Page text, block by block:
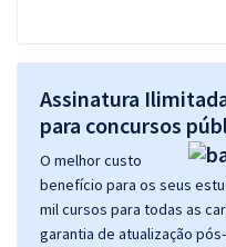
Assinatura
para concursos
O melhor custo
benefício para os seus
mil cursos para todas as
garantia de atualização